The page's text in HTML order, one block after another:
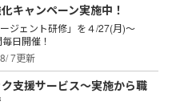
キャンペーン実施中！
ジェント研修」を４/27(月)～
日開催！
7更新
支援サービス～実施から職